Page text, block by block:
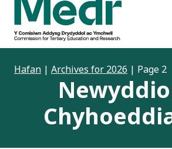
content
Hafan | Archives for 2026 | Page 2